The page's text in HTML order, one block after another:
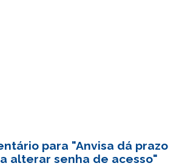
para "Anvisa dá prazo
alterar senha de acesso"